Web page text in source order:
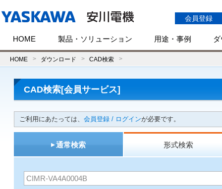
会員登録
HOME 製品・ソリューション 用途・事例
HOME ダウンロード CAD検索
CAD検索[会員サービス]
ご利用にあたっては、 会員登録 / ログインが必要です。
通常検索 形式検索